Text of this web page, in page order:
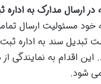
ارسال مدارک به اداره
خود مسئولیت ارسال
تبدیل سند به اداره
این اقدام به نمایندگی
شود.